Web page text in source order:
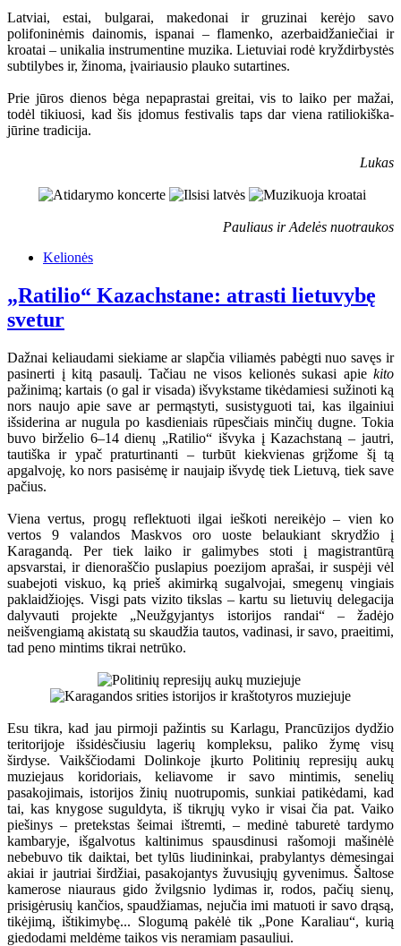
Latviai, estai, bulgarai, makedonai ir gruzinai kerėjo savo
polifoninėmis dainomis, ispanai – flamenko, azerbaidžaniečiai ir
kroatai – unikalia instrumentine muzika. Lietuviai rodė kryždirbystės
subtilybes ir, žinoma, įvairiausio plauko sutartines.
Prie jūros dienos bėga nepaprastai greitai, vis to laiko per mažai,
todėl tikiuosi, kad šis įdomus festivalis taps dar viena ratiliokiška-
jūrine tradicija.
Lukas
Pauliaus ir Adelės nuotraukos
Kelionės
„Ratilio“ Kazachstane: atrasti lietuvybę
svetur
Dažnai keliaudami siekiame ar slapčia viliamės pabėgti nuo savęs ir
pasinerti į kitą pasaulį. Tačiau ne visos kelionės sukasi apie kito
pažinimą; kartais (o gal ir visada) išvykstame tikėdamiesi sužinoti ką
nors naujo apie save ar permąstyti, susistyguoti tai, kas ilgainiui
išsiderina ar nugula po kasdieniais rūpesčiais minčių dugne. Tokia
buvo birželio 6–14 dienų „Ratilio“ išvyka į Kazachstaną – jautri,
tautiška ir ypač praturtinanti – turbūt kiekvienas grįžome šį tą
apgalvoję, ko nors pasisėmę ir naujaip išvydę tiek Lietuvą, tiek save
pačius.
Viena vertus, progų reflektuoti ilgai ieškoti nereikėjo – vien ko
vertos 9 valandos Maskvos oro uoste belaukiant skrydžio į
Karagandą. Per tiek laiko ir galimybes stoti į magistrantūrą
apsvarstai, ir dienoraščio puslapius poezijom aprašai, ir suspėji vėl
suabejoti viskuo, ką prieš akimirką sugalvojai, smegenų vingiais
paklaidžiojęs. Visgi pats vizito tikslas – kartu su lietuvių delegacija
dalyvauti projekte „Neužgyjantys istorijos randai“ – žadėjo
neišvengiamą akistatą su skaudžia tautos, vadinasi, ir savo, praeitimi,
tad peno mintims tikrai netrūko.
Esu tikra, kad jau pirmoji pažintis su Karlagu, Prancūzijos dydžio
teritorijoje išsidėsčiusiu lagerių kompleksu, paliko žymę visų
širdyse. Vaikščiodami Dolinkoje įkurto Politinių represijų aukų
muziejaus koridoriais, keliavome ir savo mintimis, senelių
pasakojimais, istorijos žinių nuotrupomis, sunkiai patikėdami, kad
tai, kas knygose suguldyta, iš tikrųjų vyko ir visai čia pat. Vaiko
piešinys – pretekstas šeimai ištremti, – medinė taburetė tardymo
kambaryje, išgalvotus kaltinimus spausdinusi rašomoji mašinėlė
nebebuvo tik daiktai, bet tylūs liudininkai, prabylantys dėmesingai
akiai ir jautriai širdžiai, pasakojantys žuvusiųjų gyvenimus. Šaltose
kamerose niauraus gido žvilgsnio lydimas ir, rodos, pačių sienų,
prisigėrusių kančios, spaudžiamas, nejučia imi matuoti ir savo drąsą,
tikėjimą, ištikimybę... Slogumą pakėlė tik „Pone Karaliau“, kurią
giedodami meldėme taikos vis neramiam pasauliui.